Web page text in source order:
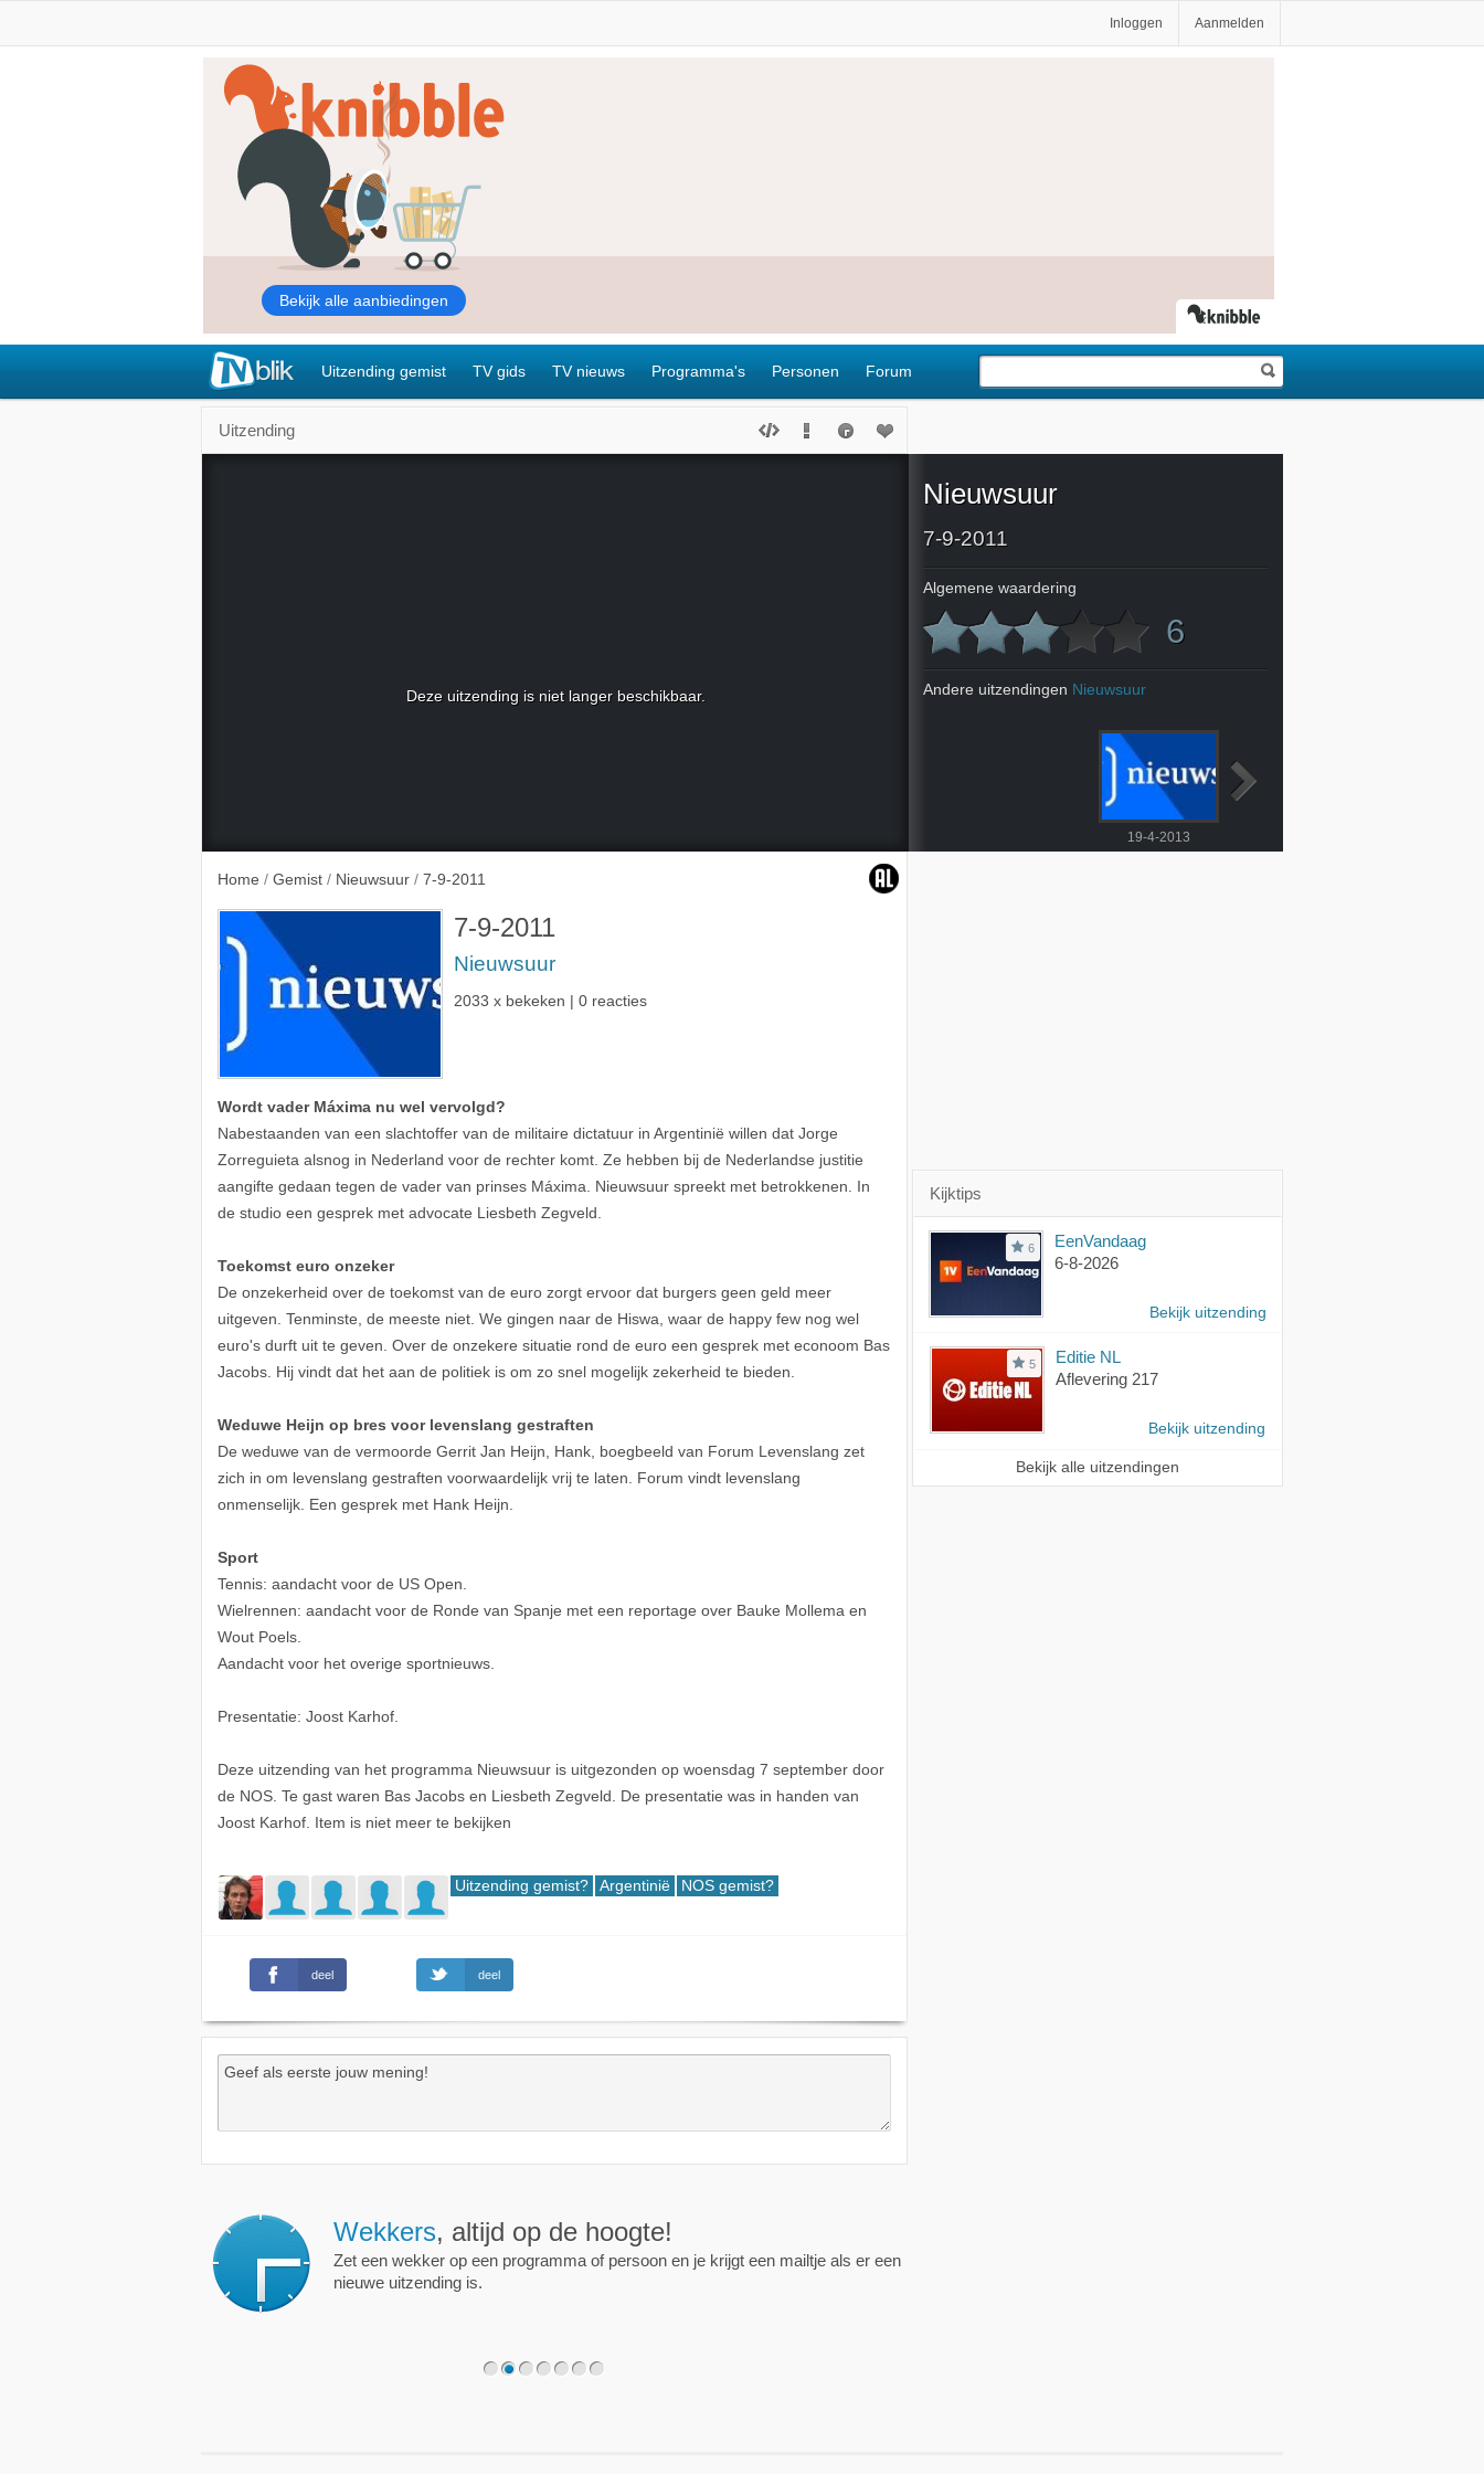
Inloggen Aanmelden
Uitzending gemist TV gids TV nieuws Programma's Personen Forum
Uitzending
Deze uitzending is niet langer beschikbaar.
Home / Gemist / Nieuwsuur / 7-9-2011
7-9-2011
Nieuwsuur
2033 x bekeken | 0 reacties
Wordt vader Máxima nu wel vervolgd?
Nabestaanden van een slachtoffer van de militaire dictatuur in Argentinië willen dat Jorge
Zorreguieta alsnog in Nederland voor de rechter komt. Ze hebben bij de Nederlandse justitie
aangifte gedaan tegen de vader van prinses Máxima. Nieuwsuur spreekt met betrokkenen. In
de studio een gesprek met advocate Liesbeth Zegveld.
Toekomst euro onzeker
De onzekerheid over de toekomst van de euro zorgt ervoor dat burgers geen geld meer
uitgeven. Tenminste, de meeste niet. We gingen naar de Hiswa, waar de happy few nog wel
euro's durft uit te geven. Over de onzekere situatie rond de euro een gesprek met econoom Bas
Jacobs. Hij vindt dat het aan de politiek is om zo snel mogelijk zekerheid te bieden.
Weduwe Heijn op bres voor levenslang gestraften
De weduwe van de vermoorde Gerrit Jan Heijn, Hank, boegbeeld van Forum Levenslang zet
zich in om levenslang gestraften voorwaardelijk vrij te laten. Forum vindt levenslang
onmenselijk. Een gesprek met Hank Heijn.
Sport
Tennis: aandacht voor de US Open.
Wielrennen: aandacht voor de Ronde van Spanje met een reportage over Bauke Mollema en
Wout Poels.
Aandacht voor het overige sportnieuws.
Presentatie: Joost Karhof.
Deze uitzending van het programma Nieuwsuur is uitgezonden op woensdag 7 september door
de NOS. Te gast waren Bas Jacobs en Liesbeth Zegveld. De presentatie was in handen van
Joost Karhof. Item is niet meer te bekijken
Uitzending gemist? Argentinië NOS gemist?
deel deel
Nieuwsuur
7-9-2011
Algemene waardering
6
Andere uitzendingen Nieuwsuur
19-4-2013
Kijktips
6
EenVandaag
6-8-2026
Bekijk uitzending
5
Editie NL
Aflevering 217
Bekijk uitzending
Bekijk alle uitzendingen
Wekkers, altijd op de hoogte!
Zet een wekker op een programma of persoon en je krijgt een mailtje als er een
nieuwe uitzending is.